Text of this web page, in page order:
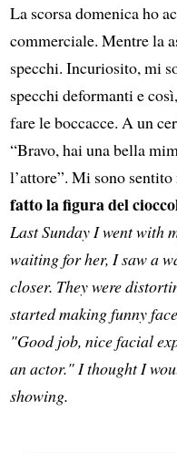
La scorsa domenica ho
commerciale. Mentre la
specchi. Incuriosito, mi
specchi deformanti e
fare le boccacce. A un
“Bravo, hai una bella
l’attore”. Mi sono
fatto la figura del
Last Sunday I went with
waiting for her, I saw a
closer. They were
started making funny
"Good job, nice facial
an actor." I thought I
showing.